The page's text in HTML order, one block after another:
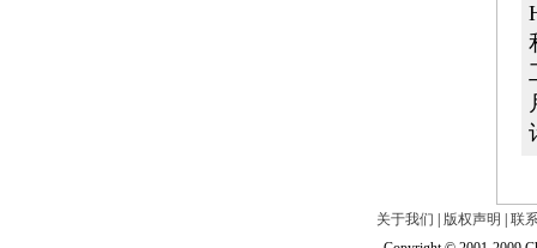
关于我们 版权声明
联